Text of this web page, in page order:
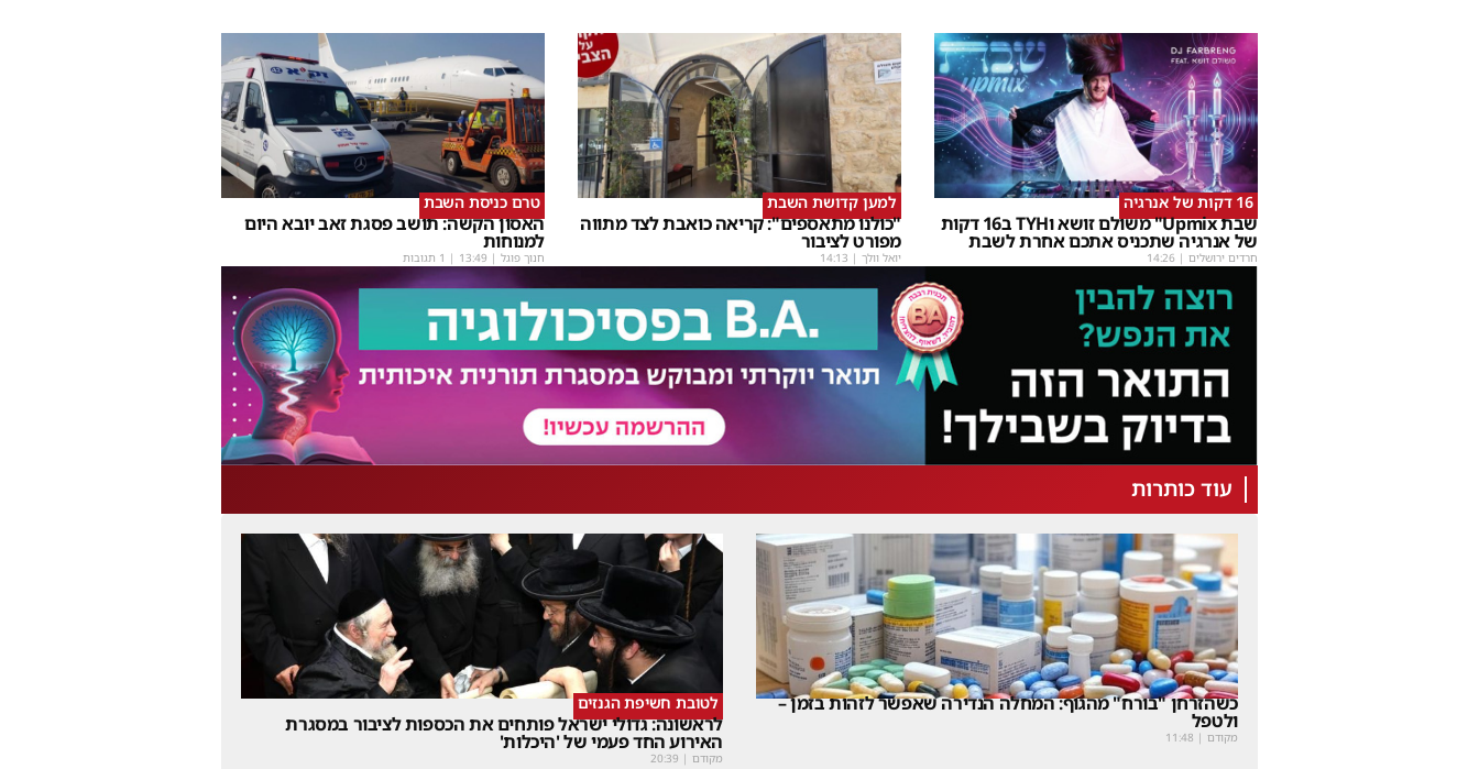
16 דקות של אנרגיה
שבת Upmix" משולם זושא וTYH ב16 דקות
של אנרגיה שתכניס אתכם אחרת לשבת
חרדים ירושלים |
14:26
למען קדושת השבת
"כולנו מתאספים": קריאה כואבת לצד מתווה
מפורט לציבור
יואל וולך |
14:13
טרם כניסת השבת
האסון הקשה: תושב פסגת זאב יובא היום
למנוחות
חנוך פוגל |
13:49 | 1 תגובות
עוד כותרות
כשהזרחן "בורח" מהגוף: המחלה הנדירה שאפשר לזהות בזמן –
ולטפל
מקודם |
11:48
לטובת חשיפת הגנזים
לראשונה: גדולי ישראל פותחים את הכספות לציבור במסגרת
האירוע החד פעמי של 'היכלות'
מקודם |
20:39